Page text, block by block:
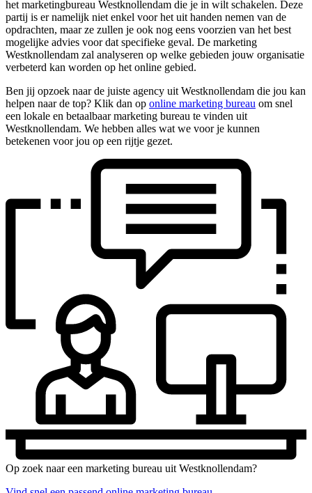
het marketingbureau Westknollendam die je in wilt schakelen. Deze
partij is er namelijk niet enkel voor het uit handen nemen van de
opdrachten, maar ze zullen je ook nog eens voorzien van het best
mogelijke advies voor dat specifieke geval. De marketing
Westknollendam zal analyseren op welke gebieden jouw organisatie
verbeterd kan worden op het online gebied.
Ben jij opzoek naar de juiste agency uit Westknollendam die jou kan
helpen naar de top? Klik dan op online marketing bureau om snel
een lokale en betaalbaar marketing bureau te vinden uit
Westknollendam. We hebben alles wat we voor je kunnen
betekenen voor jou op een rijtje gezet.
Op zoek naar een marketing bureau uit Westknollendam?